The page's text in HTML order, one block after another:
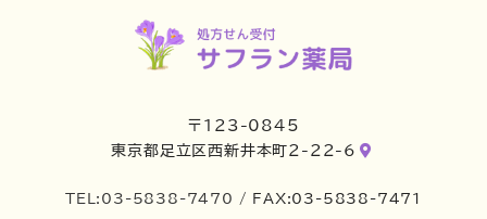
〒123-0845
東京都足立区西新井本町2-22-6
TEL:03-5838-7470 / FAX:03-5838-7471